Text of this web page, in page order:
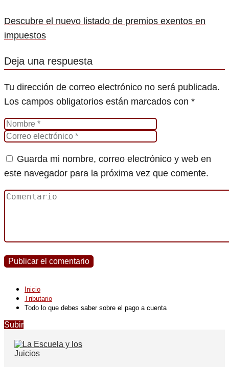
Descubre el nuevo listado de premios exentos en
impuestos
Deja una respuesta
Tu dirección de correo electrónico no será publicada.
Los campos obligatorios están marcados con *
Guarda mi nombre, correo electrónico y web en
este navegador para la próxima vez que comente.
Inicio
Tributario
Todo lo que debes saber sobre el pago a cuenta
Subir